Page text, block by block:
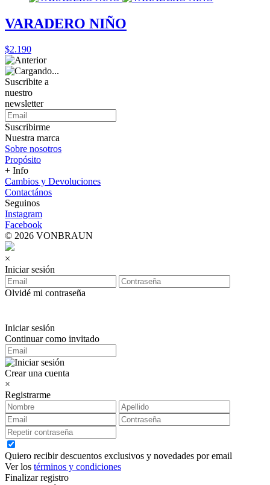
VARADERO NIÑO
$2.190
Suscribite a
nuestro
newsletter
Suscribirme
Nuestra marca
Sobre nosotros
Propósito
+ Info
Cambios y Devoluciones
Contactános
Seguinos
Instagram
Facebook
© 2026 VONBRAUN
×
Iniciar sesión
Olvidé mi contraseña
Iniciar sesión
Continuar como invitado
Crear una cuenta
×
Registrarme
Quiero recibir descuentos exclusivos y novedades por email
Ver los términos y condiciones
Finalizar registro